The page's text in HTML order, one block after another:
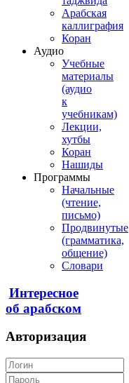
Арабская
каллиграфия
Коран
Аудио
Учебные
материалы
(аудио
к
учебникам)
Лекции,
хутбы
Коран
Нашиды
Программы
Начальные
(чтение,
письмо)
Продвинутые
(грамматика,
общение)
Словари
Интересное
об арабском
Авторизация